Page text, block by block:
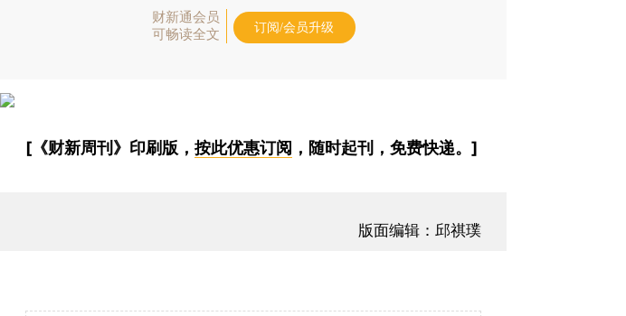
财新通会员
可畅读全文
订阅/会员升级
[《财新周刊》印刷版， 按此优惠订阅 ，随时起刊，免费快递。]
版面编辑：邱祺璞